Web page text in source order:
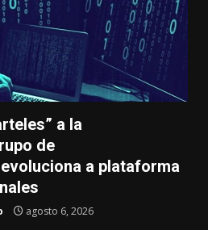
a la
de
a plataforma
agosto 6, 2026